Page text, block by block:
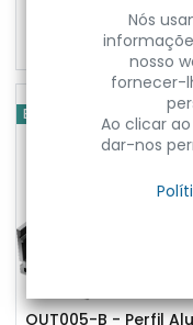
OUT001-B
EPLUS LIGHTING
Nós
nosso
fornecer-
Ao clicar
dar-nos